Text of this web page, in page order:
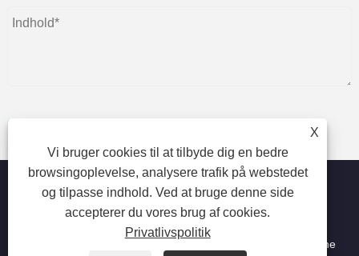
X
Vi bruger cookies til at tilbyde dig en bedre
browsingoplevelse, analysere trafik på webstedet
og tilpasse indhold. Ved at bruge denne side
accepterer du vores brug af cookies.
Privatlivspolitik
Copyright © 2023 Beijing Oriental Wison Technology Co.,
Limited - Laser Hårfjerning, Hårfjerning, Laser Beauty Machine